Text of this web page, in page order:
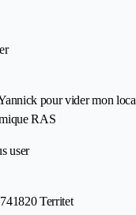
pour vider mon
RAS
user
1820 Territet